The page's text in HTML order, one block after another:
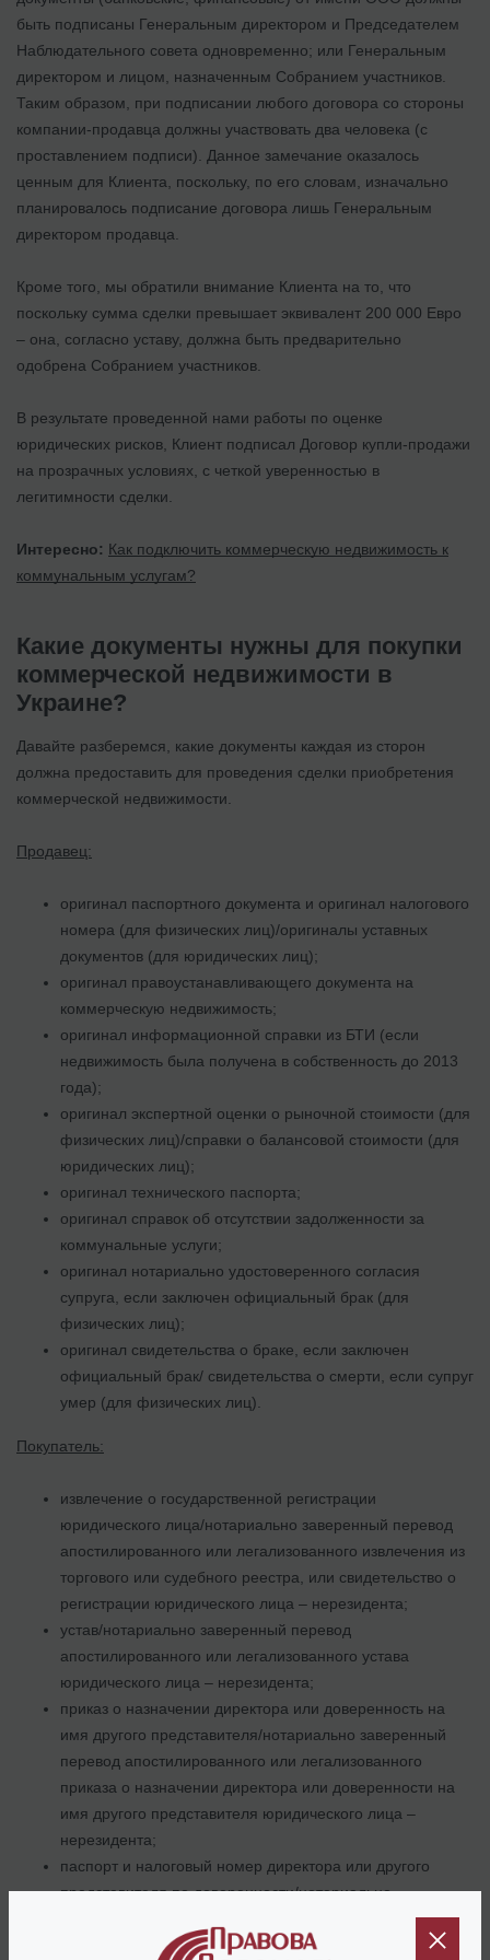
быть подписаны Генеральным директором и Председателем
Наблюдательного совета одновременно; или Генеральным
директором и лицом, назначенным Собранием участников.
Таким образом, при подписании любого договора со стороны
компании-продавца должны участвовать два человека (с
проставлением подписи). Данное замечание оказалось
ценным для Клиента, поскольку, по его словам, изначально
планировалось подписание договора лишь Генеральным
директором продавца.
Кроме того, мы обратили внимание Клиента на то, что
поскольку сумма сделки превышает эквивалент 200 000 Евро
– она, согласно уставу, должна быть предварительно
одобрена Собранием участников.
В результате проведенной нами работы по оценке
юридических рисков, Клиент подписал Договор купли-продажи
на прозрачных условиях, с четкой уверенностью в
легитимности сделки.
Интересно: Как подключить коммерческую недвижимость к
коммунальным услугам?
Какие документы нужны для покупки
коммерческой недвижимости в
Украине?
Давайте разберемся, какие документы каждая из сторон
должна предоставить для проведения сделки приобретения
коммерческой недвижимости.
Продавец:
оригинал паспортного документа и оригинал налогового
номера (для физических лиц)/оригиналы уставных
документов (для юридических лиц);
оригинал правоустанавливающего документа на
коммерческую недвижимость;
оригинал информационной справки из БТИ (если
недвижимость была получена в собственность до 2013
года);
оригинал экспертной оценки о рыночной стоимости (для
физических лиц)/справки о балансовой стоимости (для
юридических лиц);
оригинал технического паспорта;
оригинал справок об отсутствии задолженности за
коммунальные услуги;
оригинал нотариально удостоверенного согласия
супруга, если заключен официальный брак (для
физических лиц);
оригинал свидетельства о браке, если заключен
официальный брак/ свидетельства о смерти, если супруг
умер (для физических лиц).
Покупатель:
извлечение о государственной регистрации
юридического лица/нотариально заверенный перевод
апостилированного или легализованного извлечения из
торгового или судебного реестра, или свидетельство о
регистрации юридического лица – нерезидента;
устав/нотариально заверенный перевод
апостилированного или легализованного устава
юридического лица – нерезидента;
приказ о назначении директора или доверенность на
имя другого представителя/нотариально заверенный
перевод апостилированного или легализованного
приказа о назначении директора или доверенности на
имя другого представителя юридического лица –
нерезидента;
паспорт и налоговый номер директора или другого
представителя по доверенности/нотариально
заверенный перевод паспорта директора или другого
представителя юридического лица – нерезидента;